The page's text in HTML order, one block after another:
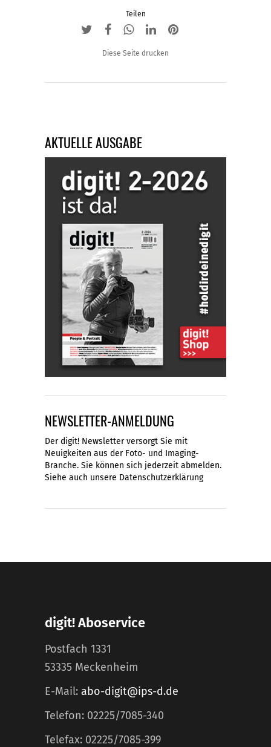
Teilen
Diese Seite drucken
AKTUELLE AUSGABE
NEWSLETTER-ANMELDUNG
Der digit! Newsletter versorgt Sie mit
Neuigkeiten aus der Foto- und Imaging-
Branche. Sie können sich jederzeit abmelden.
Siehe auch unsere Datenschutzerklärung
digit! Aboservice
Postfach 1331
53335 Meckenheim
E-Mail: abo-digit@ips-d.de
Telefon: 02225/7085-340
Telefax: 02225/7085-399